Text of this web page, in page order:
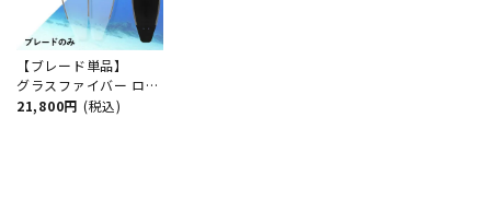
【ブレード単品】
グラスファイバー ロン
グフィン フリーダイビ
21,800円 (税込)